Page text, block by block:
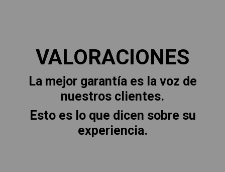
VALORACIONES
La mejor garantía es la voz de
nuestros clientes.
Esto es lo que dicen sobre su
experiencia.